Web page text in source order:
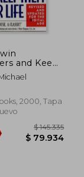
and Keep
Life:
Updated
2000, Tapa